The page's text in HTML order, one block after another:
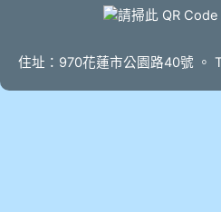
住址：970花蓮市公園路40號 。